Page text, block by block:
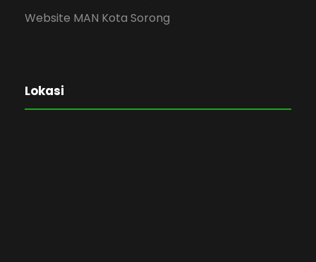
Website MAN Kota Sorong
Lokasi